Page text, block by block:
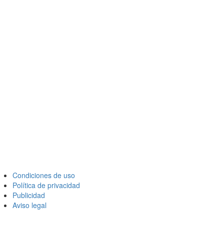
Condiciones de uso
Política de privacidad
Publicidad
Aviso legal